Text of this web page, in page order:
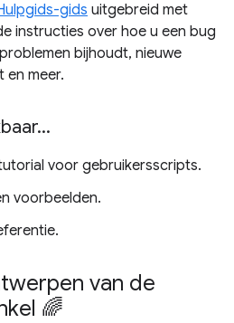
gids uitgebreid met
instructies over hoe u een bug
bijhoudt, nieuwe
​​en meer.
...
voor gebruikersscripts.
voorbeelden.
van de
🌈